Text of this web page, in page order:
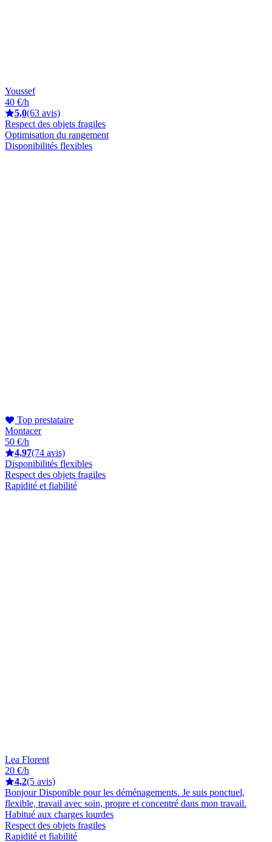
Youssef
40 €/h
5,0(63 avis)
Respect des objets fragiles
Optimisation du rangement
Disponibilités flexibles
Top prestataire
Montacer
50 €/h
4,97(74 avis)
Disponibilités flexibles
Respect des objets fragiles
Rapidité et fiabilité
Lea Florent
20 €/h
4,2(5 avis)
Bonjour Disponible pour les déménagements. Je suis ponctuel,
flexible, travail avec soin, propre et concentré dans mon travail.
Habitué aux charges lourdes
Respect des objets fragiles
Rapidité et fiabilité